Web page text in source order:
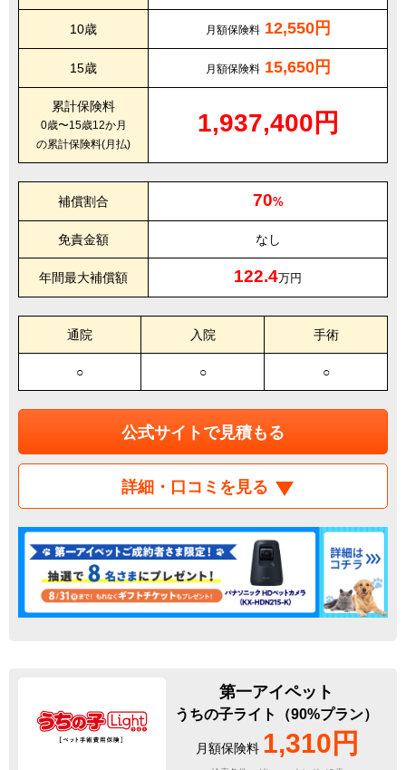
10歳 月額保険料 12,550円
15歳 月額保険料 15,650円
累計保険料
0歳〜15歳12か月
の累計保険料(月払)
1,937,400円
補償割合 70%
免責金額 なし
年間最大補償額 122.4万円
通院 入院 手術
○ ○ ○
公式サイトで見積もる
詳細・口コミを見る
第一アイペット
うちの子ライト（90%プラン）
月額保険料 1,310円